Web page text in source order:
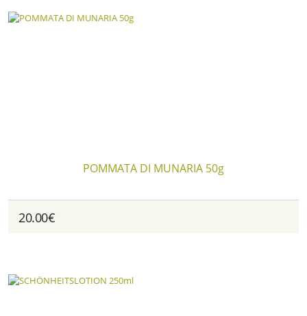
POMMATA DI MUNARIA 50g
20.00€